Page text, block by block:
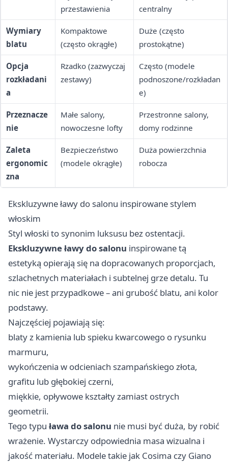
przestawienia
centralny
Wymiary
blatu
Kompaktowe
(często okrągłe)
Duże (często
prostokątne)
Opcja
rozkładani
a
Rzadko (zazwyczaj
zestawy)
Często (modele
podnoszone/rozkładan
e)
Przeznacze
nie
Małe salony,
nowoczesne lofty
Przestronne salony,
domy rodzinne
Zaleta
ergonomic
zna
Bezpieczeństwo
(modele okrągłe)
Duża powierzchnia
robocza
Ekskluzywne ławy do salonu inspirowane stylem
włoskim
Styl włoski to synonim luksusu bez ostentacji.
Ekskluzywne ławy do salonu inspirowane tą
estetyką opierają się na dopracowanych proporcjach,
szlachetnych materiałach i subtelnej grze detalu. Tu
nic nie jest przypadkowe – ani grubość blatu, ani kolor
podstawy.
Najczęściej pojawiają się:
blaty z kamienia lub spieku kwarcowego o rysunku
marmuru,
wykończenia w odcieniach szampańskiego złota,
grafitu lub głębokiej czerni,
miękkie, opływowe kształty zamiast ostrych
geometrii.
Tego typu ława do salonu nie musi być duża, by robić
wrażenie. Wystarczy odpowiednia masa wizualna i
jakość materiału. Modele takie jak Cosima czy Giano